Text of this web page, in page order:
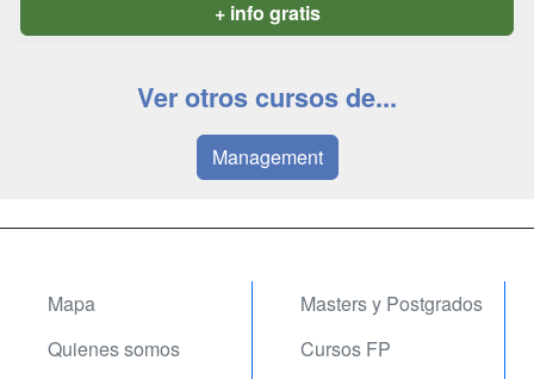
+ info gratis
Ver otros cursos de...
Management
Mapa
Quienes somos
Masters y Postgrados
Cursos FP